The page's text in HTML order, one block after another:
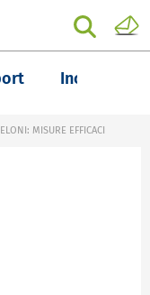
Inchieste
MISURE EFFICACI